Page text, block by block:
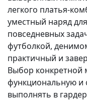
легкого платья-
уместный наряд
повседневных
футболкой,
практичный и
Выбор конкретной
функциональную и
выполнять в